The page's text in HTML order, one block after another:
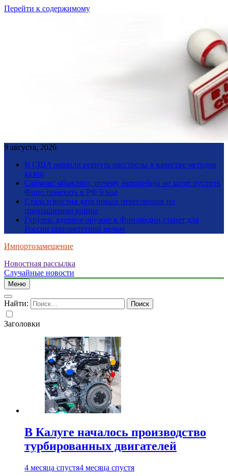
Перейти к содержимому
9 августа, 2026
В США решили вернуть расстрелы в качестве методов
казни
Саймонс объяснил, почему европейцы не хотят пустить
Фицо приехать в РФ 9 мая
Стала известна дата новых переговоров по
прекращению войны
Гурулев: ядерное оружие в Финляндии станет для
России приоритетной целью
Импортозамещение
Новостная рассылка
Случайные новости
Меню
Найти:
Заголовки
В Калуге началось производство
турбированных двигателей
4 месяца спустя4 месяца спустя